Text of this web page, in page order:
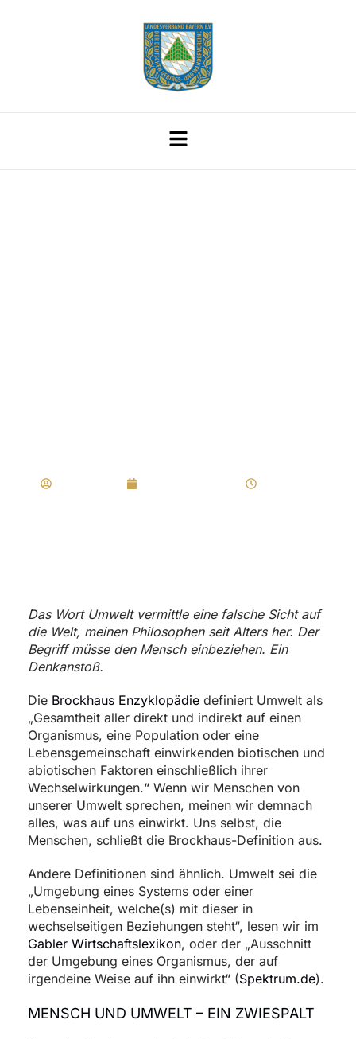
Das Wort Umwelt vermittle eine falsche Sicht auf
die Welt, meinen Philosophen seit Alters her. Der
Begriff müsse den Mensch einbeziehen. Ein
Denkanstoß.
Die Brockhaus Enzyklopädie definiert Umwelt als
„Gesamtheit aller direkt und indirekt auf einen
Organismus, eine Population oder eine
Lebensgemeinschaft einwirkenden biotischen und
abiotischen Faktoren einschließlich ihrer
Wechselwirkungen.“ Wenn wir Menschen von
unserer Umwelt sprechen, meinen wir demnach
alles, was auf uns einwirkt. Uns selbst, die
Menschen, schließt die Brockhaus-Definition aus.
Andere Definitionen sind ähnlich. Umwelt sei die
„Umgebung eines Systems oder einer
Lebenseinheit, welche(s) mit dieser in
wechselseitigen Beziehungen steht“, lesen wir im
Gabler Wirtschaftslexikon, oder der „Ausschnitt
der Umgebung eines Organismus, der auf
irgendeine Weise auf ihn einwirkt“ (Spektrum.de).
MENSCH UND UMWELT – EIN ZWIESPALT